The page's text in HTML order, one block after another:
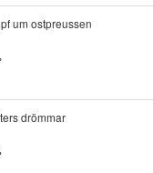
um ostpreussen
drömmar